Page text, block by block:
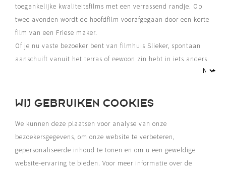
toegankelijke kwaliteitsfilms met een verrassend randje. Op
twee avonden wordt de hoofdfilm voorafgegaan door een korte
film van een Friese maker.
Of je nu vaste bezoeker bent van filmhuis Slieker, spontaan
aanschuift vanuit het terras of gewoon zin hebt in iets anders
WIJ GEBRUIKEN COOKIES
We kunnen deze plaatsen voor analyse van onze
bezoekersgegevens, om onze website te verbeteren,
gepersonaliseerde inhoud te tonen en om u een geweldige
website-ervaring te bieden. Voor meer informatie over de